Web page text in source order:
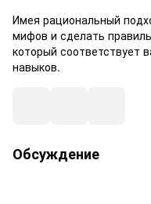
Имея рациональный
мифов и сделать
который соответствует
навыков.
Обсуждение